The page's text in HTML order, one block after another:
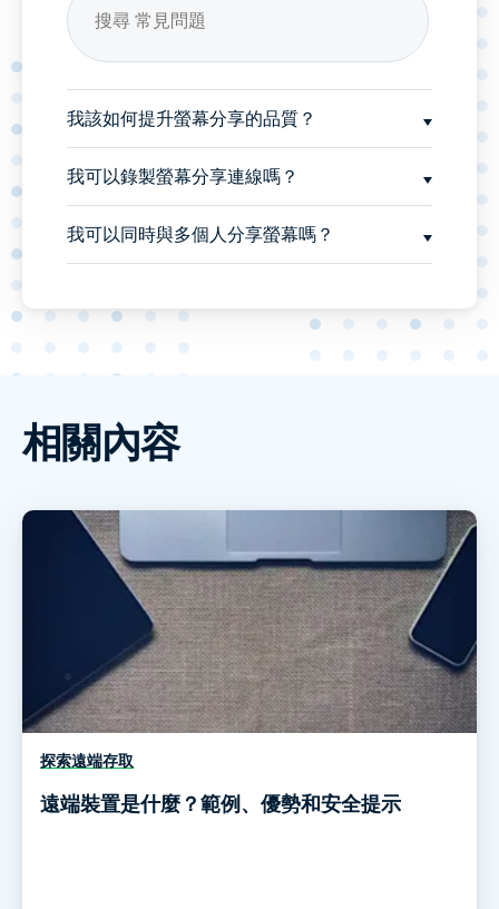
我該如何提升螢幕分享的品質？
我可以錄製螢幕分享連線嗎？
我可以同時與多個人分享螢幕嗎？
相關內容
探索遠端存取
遠端裝置是什麼？範例、優勢和安全提示